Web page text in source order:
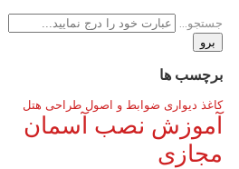
جستجو...
برو
برچسب ها
کاغذ دیواری ضوابط و اصول طراحی هتل
آموزش نصب آسمان
مجازی